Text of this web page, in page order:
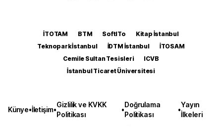
İTOTAM BTM SoftITo
Kitap İstanbul
Teknopark İstanbul
İDTM İstanbul
İTOSAM
Cemile Sultan Tesisleri
ICVB
İstanbul Ticaret Üniversitesi
Künye•İletişim•
Gizlilik ve KVKK
Politikası
•
Doğrulama
Politikası
•
Yayın
İlkeleri